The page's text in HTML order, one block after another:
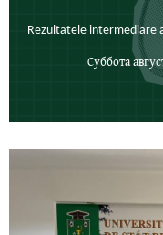
Rezultatele intermediare
Суббота